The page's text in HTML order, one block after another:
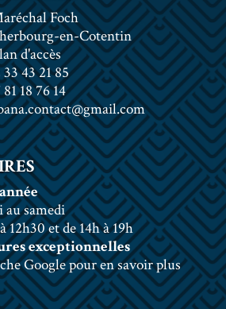
Foch
en-Cotentin
d'accès
43 21 85
18 76 14
au samedi
12h30 et de 14h à 19h
exceptionnelles
Google pour en savoir plus